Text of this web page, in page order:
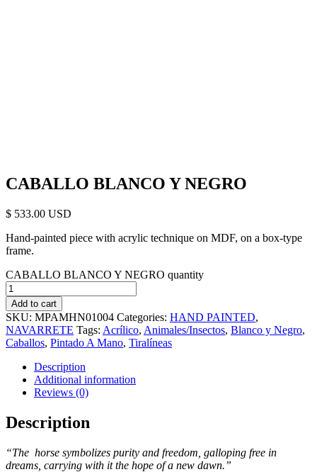
CABALLO BLANCO Y NEGRO
$ 533.00
Hand-painted piece with acrylic technique on MDF, on a box-type
frame.
CABALLO BLANCO Y NEGRO quantity
Add to cart
SKU: MPAMHN01004 Categories: HAND PAINTED,
NAVARRETE Tags: Acrílico, Animales/Insectos, Blanco y Negro,
Caballos, Pintado A Mano, Tiralíneas
Description
Additional information
Reviews (0)
Description
“The horse symbolizes purity and freedom, galloping free in
dreams, carrying with it the hope of a new dawn.”